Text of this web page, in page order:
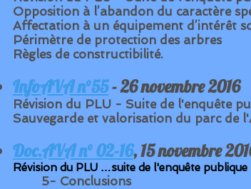
Opposition à l’abandon du caractère
Affectation à un équipement d’intérêt
Périmètre de protection des arbres
Règles de constructibilité.
InfoAVA n°55- 26 novembre 2016
Révision du PLU - Suite de l'enquête
Sauvegarde et valorisation du parc de
Doc.AVA n° 02-16, 15 novembre
Révision du PLU …suite de l'enquête publique
5- Conclusions